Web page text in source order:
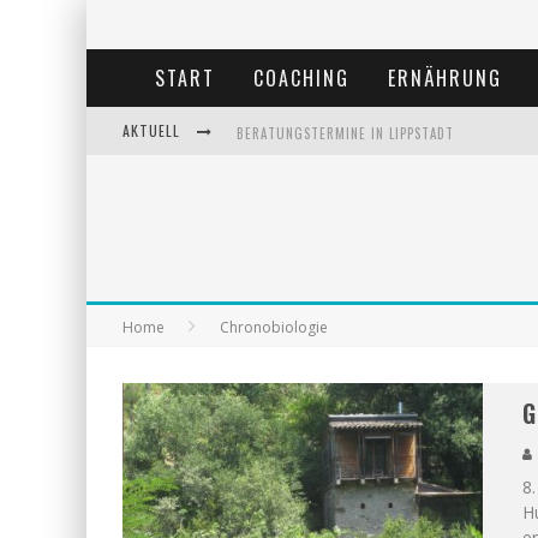
START COACHING ERNÄHRUNG
AKTUELL BERATUNGSTERMINE IN LIPPSTADT
Home Chronobiologie